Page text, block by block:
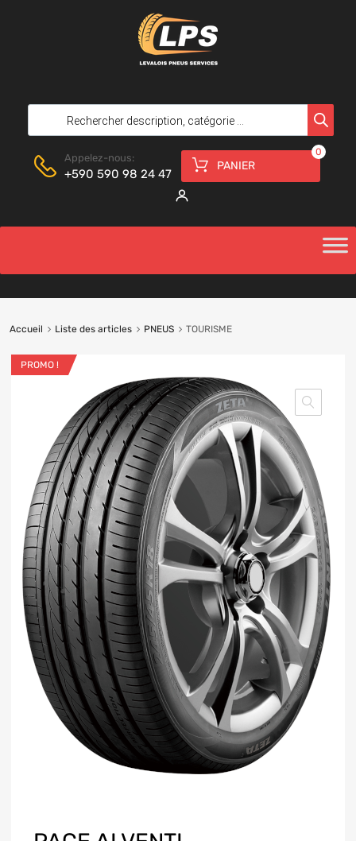
Appelez-nous:
+590 590 98 24 47
PANIER
0
Accueil Liste des articles PNEUS TOURISME
PROMO !